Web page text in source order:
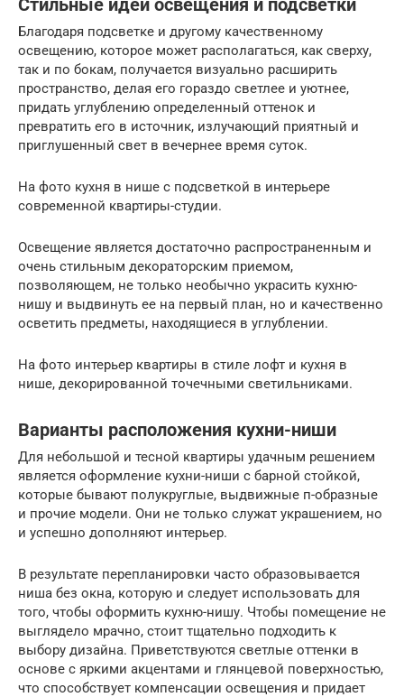
Стильные идеи освещения и подсветки
Благодаря подсветке и другому качественному
освещению, которое может располагаться, как сверху,
так и по бокам, получается визуально расширить
пространство, делая его гораздо светлее и уютнее,
придать углублению определенный оттенок и
превратить его в источник, излучающий приятный и
приглушенный свет в вечернее время суток.
На фото кухня в нише с подсветкой в интерьере
современной квартиры-студии.
Освещение является достаточно распространенным и
очень стильным декораторским приемом,
позволяющем, не только необычно украсить кухню-
нишу и выдвинуть ее на первый план, но и качественно
осветить предметы, находящиеся в углублении.
На фото интерьер квартиры в стиле лофт и кухня в
нише, декорированной точечными светильниками.
Варианты расположения кухни-ниши
Для небольшой и тесной квартиры удачным решением
является оформление кухни-ниши с барной стойкой,
которые бывают полукруглые, выдвижные п-образные
и прочие модели. Они не только служат украшением, но
и успешно дополняют интерьер.
В результате перепланировки часто образовывается
ниша без окна, которую и следует использовать для
того, чтобы оформить кухню-нишу. Чтобы помещение не
выглядело мрачно, стоит тщательно подходить к
выбору дизайна. Приветствуются светлые оттенки в
основе с яркими акцентами и глянцевой поверхностью,
что способствует компенсации освещения и придает